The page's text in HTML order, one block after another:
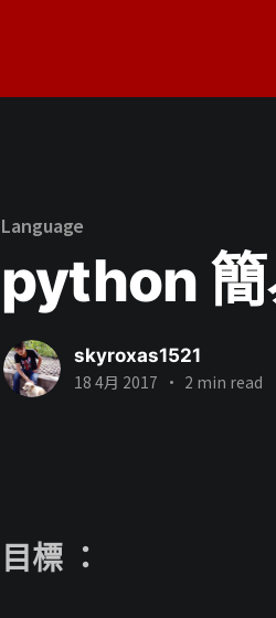
Language
python 簡
skyroxas1521
18 4月 2017 • 2 min read
目標 ：